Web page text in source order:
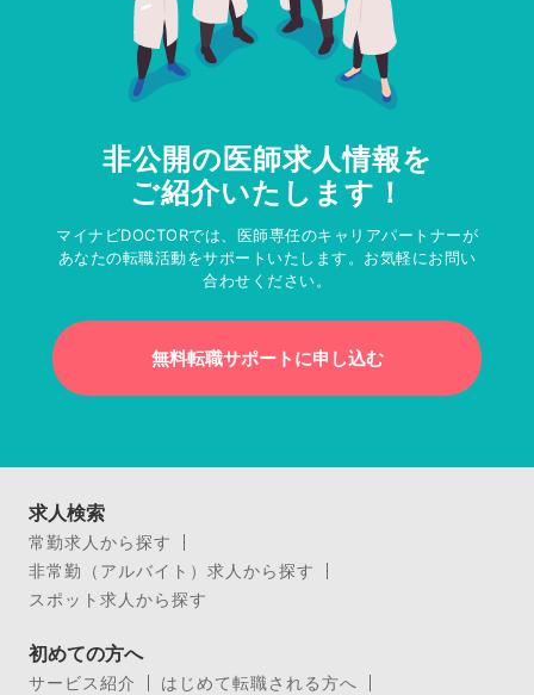
非公開の医師求人情報を
ご紹介いたします！
マイナビDOCTORでは、医師専任のキャリアパートナーが
あなたの転職活動をサポートいたします。お気軽にお問い
合わせください。
無料転職サポートに申し込む
求人検索
常勤求人から探す
非常勤（アルバイト）求人から探す
スポット求人から探す
初めての方へ
サービス紹介
はじめて転職される方へ